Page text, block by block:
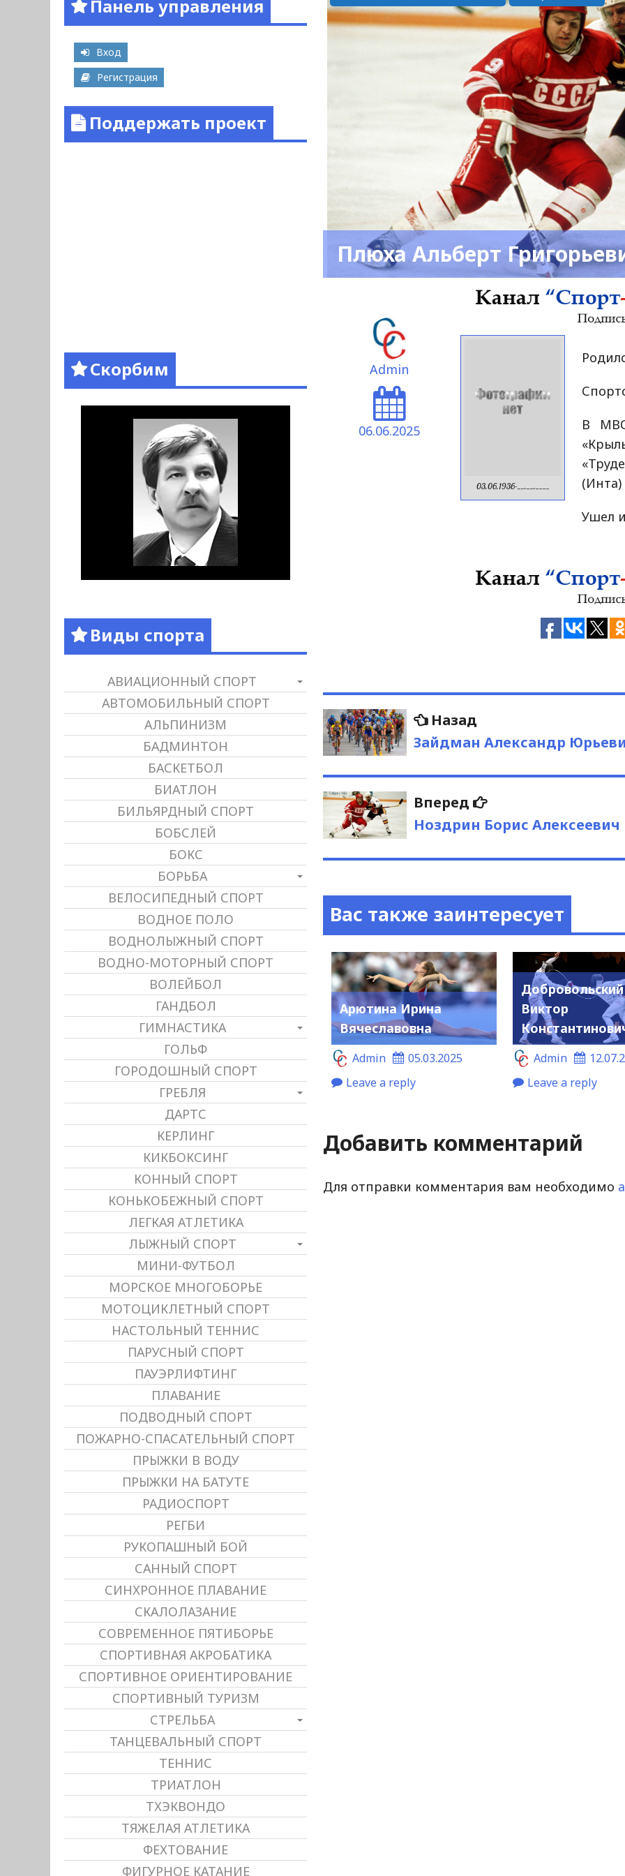
Плюха Альберт
Admin
06.06.2025
03.06.1936-__.__.____
В
Ушел
Навигация
по
записям
Назад
запись:
Зайдман Александр
Вперед
Следующая
запись:
Ноздрин Борис Алексеевич
Вас также заинтересует
Арютина Ирина
Вячеславовна
Admin
05.03.2025
Leave a reply
Добровольский
Виктор
Admin
Leave a reply
Добавить комментарий
Для отправки комментария вам необходимо
Панель управления
Вход
Регистрация
Поддержать проект
Скорбим
Виды спорта
АВИАЦИОННЫЙ СПОРТ
АВТОМОБИЛЬНЫЙ СПОРТ
АЛЬПИНИЗМ
БАДМИНТОН
БАСКЕТБОЛ
БИАТЛОН
БИЛЬЯРДНЫЙ СПОРТ
БОБСЛЕЙ
БОКС
БОРЬБА
ВЕЛОСИПЕДНЫЙ СПОРТ
ВОДНОЕ ПОЛО
ВОДНОЛЫЖНЫЙ СПОРТ
ВОДНО-МОТОРНЫЙ СПОРТ
ВОЛЕЙБОЛ
ГАНДБОЛ
ГИМНАСТИКА
ГОЛЬФ
ГОРОДОШНЫЙ СПОРТ
ГРЕБЛЯ
ДАРТС
КЕРЛИНГ
КИКБОКСИНГ
КОННЫЙ СПОРТ
КОНЬКОБЕЖНЫЙ СПОРТ
ЛЕГКАЯ АТЛЕТИКА
ЛЫЖНЫЙ СПОРТ
МИНИ-ФУТБОЛ
МОРСКОЕ МНОГОБОРЬЕ
МОТОЦИКЛЕТНЫЙ СПОРТ
НАСТОЛЬНЫЙ ТЕННИС
ПАРУСНЫЙ СПОРТ
ПАУЭРЛИФТИНГ
ПЛАВАНИЕ
ПОДВОДНЫЙ СПОРТ
ПОЖАРНО-СПАСАТЕЛЬНЫЙ СПОРТ
ПРЫЖКИ В ВОДУ
ПРЫЖКИ НА БАТУТЕ
РАДИОСПОРТ
РЕГБИ
РУКОПАШНЫЙ БОЙ
САННЫЙ СПОРТ
СИНХРОННОЕ ПЛАВАНИЕ
СКАЛОЛАЗАНИЕ
СОВРЕМЕННОЕ ПЯТИБОРЬЕ
СПОРТИВНАЯ АКРОБАТИКА
СПОРТИВНОЕ ОРИЕНТИРОВАНИЕ
СПОРТИВНЫЙ ТУРИЗМ
СТРЕЛЬБА
ТАНЦЕВАЛЬНЫЙ СПОРТ
ТЕННИС
ТРИАТЛОН
ТХЭКВОНДО
ТЯЖЕЛАЯ АТЛЕТИКА
ФЕХТОВАНИЕ
ФИГУРНОЕ КАТАНИЕ